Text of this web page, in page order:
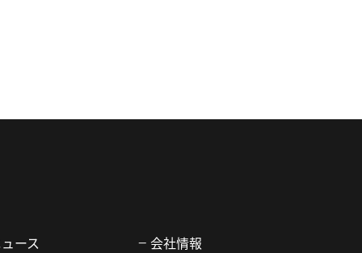
ース 会社情報